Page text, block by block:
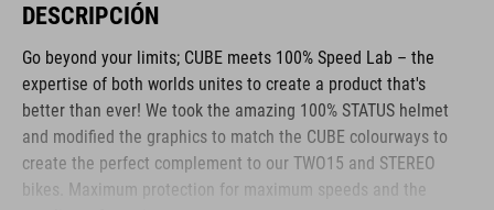
DESCRIPCIÓN
Go beyond your limits; CUBE meets 100% Speed Lab – the
expertise of both worlds unites to create a product that's
better than ever! We took the amazing 100% STATUS helmet
and modified the graphics to match the CUBE colourways to
create the perfect complement to our TWO15 and STEREO
bikes. Maximum protection for maximum speeds and the